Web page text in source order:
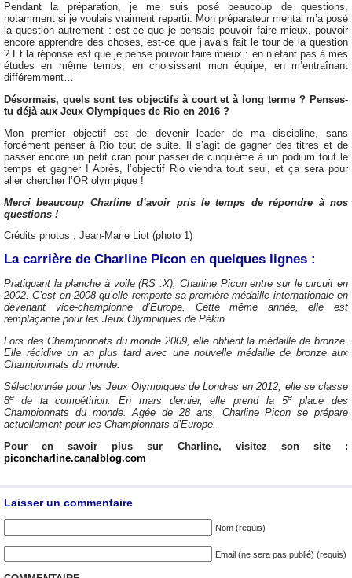
Pendant la préparation, je me suis posé beaucoup de questions,
notamment si je voulais vraiment repartir. Mon préparateur mental m’a posé
la question autrement : est-ce que je pensais pouvoir faire mieux, pouvoir
encore apprendre des choses, est-ce que j’avais fait le tour de la question
? Et la réponse est que je pense pouvoir faire mieux : en n’étant pas à mes
études en même temps, en choisissant mon équipe, en m’entraînant
différemment…
Désormais, quels sont tes objectifs à court et à long terme ? Penses-
tu déjà aux Jeux Olympiques de Rio en 2016 ?
Mon premier objectif est de devenir leader de ma discipline, sans
forcément penser à Rio tout de suite. Il s’agit de gagner des titres et de
passer encore un petit cran pour passer de cinquième à un podium tout le
temps et gagner ! Après, l’objectif Rio viendra tout seul, et ça sera pour
aller chercher l’OR olympique !
Merci beaucoup Charline d’avoir pris le temps de répondre à nos
questions !
Crédits photos : Jean-Marie Liot (photo 1)
La carrière de Charline Picon en quelques lignes :
Pratiquant la planche à voile (RS :X), Charline Picon entre sur le circuit en
2002. C’est en 2008 qu’elle remporte sa première médaille internationale en
devenant vice-championne d’Europe. Cette même année, elle est
remplaçante pour les Jeux Olympiques de Pékin.
Lors des Championnats du monde 2009, elle obtient la médaille de bronze.
Elle récidive un an plus tard avec une nouvelle médaille de bronze aux
Championnats du monde.
Sélectionnée pour les Jeux Olympiques de Londres en 2012, elle se classe
8e de la compétition. En mars dernier, elle prend la 5eplace des
Championnats du monde. Agée de 28 ans, Charline Picon se prépare
actuellement pour les Championnats d’Europe.
Pour en savoir plus sur Charline, visitez son site :
piconcharline.canalblog.com
Laisser un commentaire
Nom (requis)
Email (ne sera pas publié) (requis)